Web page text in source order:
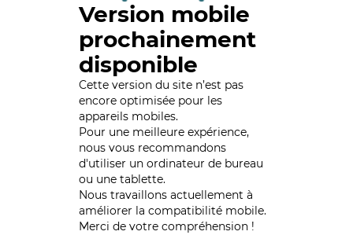
Version mobile
prochainement
disponible
Cette version du site n’est pas
encore optimisée pour les
appareils mobiles.
Pour une meilleure expérience,
nous vous recommandons
d'utiliser un ordinateur de bureau
ou une tablette.
Nous travaillons actuellement à
améliorer la compatibilité mobile.
Merci de votre compréhension !